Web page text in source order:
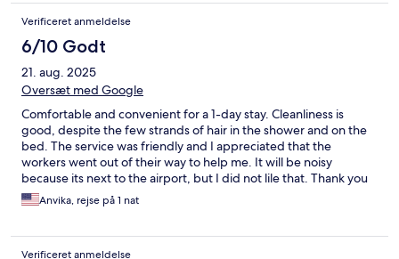
Verificeret anmeldelse
6/10 Godt
21. aug. 2025
Oversæt med Google
Comfortable and convenient for a 1-day stay. Cleanliness is
good, despite the few strands of hair in the shower and on the
bed. The service was friendly and I appreciated that the
workers went out of their way to help me. It will be noisy
because its next to the airport, but I did not lile that. Thank you
very much for the service.
Anvika, rejse på 1 nat
Verificeret anmeldelse